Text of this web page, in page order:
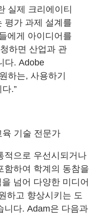
실제 크리에이티
평가 과제 설계를
에게 아이디어를
하면 산업과 관
다. Adobe
하는, 사용하기
.”
기술 전문가
적으로 우선시되거나
함하여 학계의 동참을
넘어 다양한 미디어
하고 향상시키는 도
니다. Adam은 다음과